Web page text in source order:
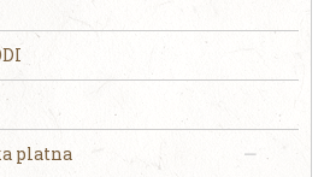
platna